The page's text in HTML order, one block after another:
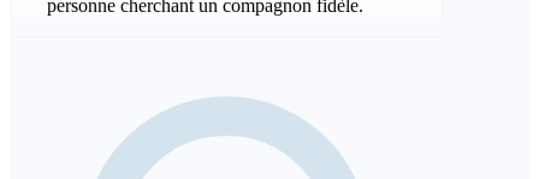
personne cherchant un compagnon fidèle.